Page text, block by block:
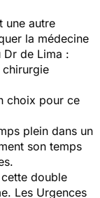
une autre
la médecine
de Lima :
choix pour ce
plein dans un
son temps
double
Les Urgences